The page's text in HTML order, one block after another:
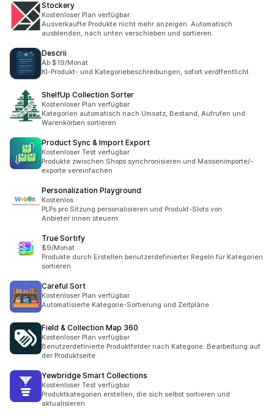
Stockery
Kostenloser Plan verfügbar
Ausverkaufte Produkte nicht mehr anzeigen. Automatisch
ausblenden, nach unten verschieben und sortieren.
Descrii
Ab $19/Monat
KI-Produkt- und Kategoriebeschreibungen, sofort veröffentlicht
ShelfUp Collection Sorter
Kostenloser Plan verfügbar
Kategorien automatisch nach Umsatz, Bestand, Aufrufen und
Warenkörben sortieren.
Product Sync & Import Export
Kostenloser Test verfügbar
Produkte zwischen Shops synchronisieren und Massenimporte/-
exporte vereinfachen
Personalization Playground
Kostenlos
PLPs pro Sitzung personalisieren und Produkt-Slots von
Anbieter:innen steuern
True Sortify
$9/Monat
Produkte durch Erstellen benutzerdefinierter Regeln für Kategorien
sortieren
Careful Sort
Kostenloser Plan verfügbar
Automatisierte Kategorie-Sortierung und Zeitpläne
Field & Collection Map 360
Kostenloser Plan verfügbar
Benutzerdefinierte Produktfelder nach Kategorie. Bearbeitung auf
der Produktseite.
Yewbridge Smart Collections
Kostenloser Test verfügbar
Produktkategorien erstellen, die sich selbst sortieren und
aktualisieren